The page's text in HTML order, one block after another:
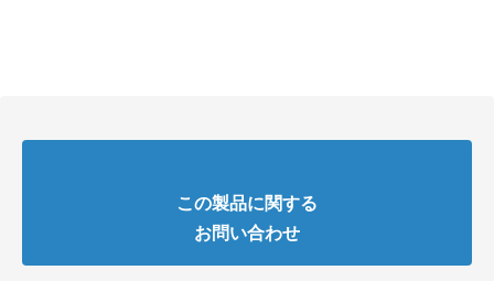
この製品に関する
お問い合わせ